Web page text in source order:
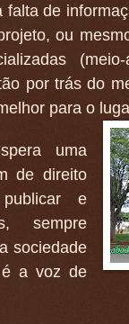
de
ou
(meio-
por trás do
para o
uma
de direito
e
sempre
sociedade
a voz de